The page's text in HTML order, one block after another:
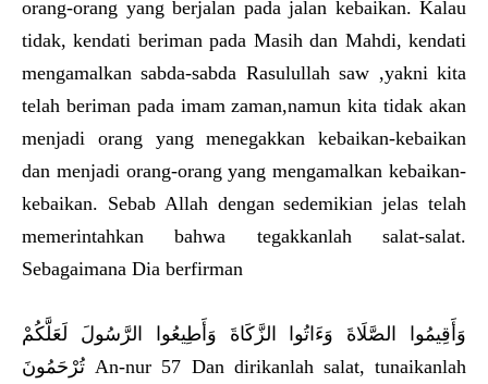
orang-orang yang berjalan pada jalan kebaikan. Kalau
tidak, kendati beriman pada Masih dan Mahdi, kendati
mengamalkan sabda-sabda Rasulullah saw ,yakni kita
telah beriman pada imam zaman,namun kita tidak akan
menjadi orang yang menegakkan kebaikan-kebaikan
dan menjadi orang-orang yang mengamalkan kebaikan-
kebaikan. Sebab Allah dengan sedemikian jelas telah
memerintahkan bahwa tegakkanlah salat-salat.
Sebagaimana Dia berfirman
وَأَقِيمُوا الصَّلَاةَ وَءَاتُوا الزَّكَاةَ وَأَطِيعُوا الرَّسُولَ لَعَلَّكُمْ
تُرْحَمُونَ An-nur 57 Dan dirikanlah salat, tunaikanlah